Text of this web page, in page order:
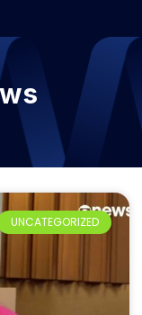
UNCATEGORIZED